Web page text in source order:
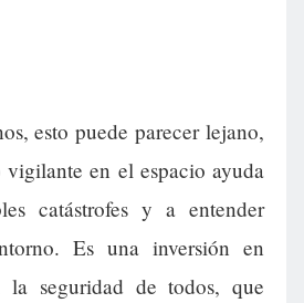
esto puede parecer lejano,
en el espacio ayuda
catástrofes y a entender
Es una inversión en
seguridad de todos, que